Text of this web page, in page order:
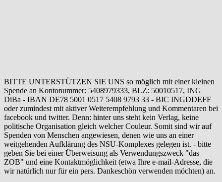
BITTE UNTERSTÜTZEN SIE UNS so möglich mit einer kleinen
Spende an Kontonummer: 5408979333, BLZ: 50010517, ING
DiBa - IBAN DE78 5001 0517 5408 9793 33 - BIC INGDDEFF
oder zumindest mit aktiver Weiterempfehlung und Kommentaren bei
facebook und twitter. Denn: hinter uns steht kein Verlag, keine
politische Organisation gleich welcher Couleur. Somit sind wir auf
Spenden von Menschen angewiesen, denen wie uns an einer
weitgehenden Aufklärung des NSU-Komplexes gelegen ist. - bitte
geben Sie bei einer Überweisung als Verwendungszweck "das
ZOB" und eine Kontaktmöglichkeit (etwa Ihre e-mail-Adresse, die
wir natürlich nur für ein pers. Dankeschön verwenden möchten) an.